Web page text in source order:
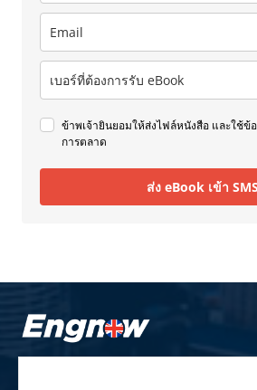
ข้าพเจ้ายินยอมให้ส่งไฟล์หนังสือ และใช้ข้
การตลาด
ส่ง eBook เข้า SMS